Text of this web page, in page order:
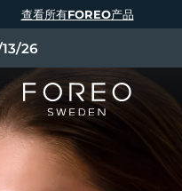
查看所有FOREO产品
26